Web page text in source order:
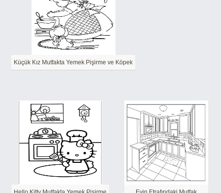
Küçük Kız Mutfakta Yemek Pişirme ve Köpek